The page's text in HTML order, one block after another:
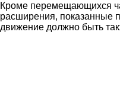
Кроме перемещающихся
расширения, показанные
движение должно быть